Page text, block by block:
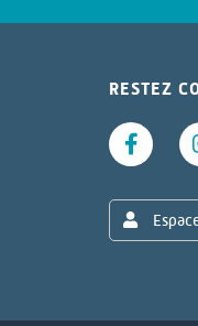
RESTEZ